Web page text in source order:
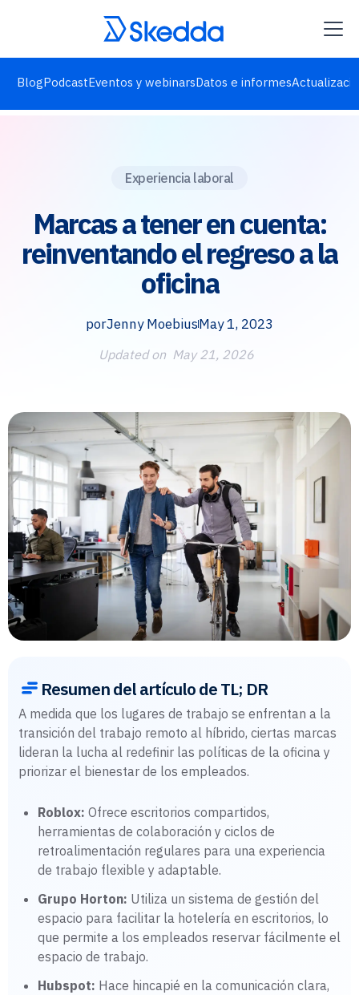
BlogPodcastEventos y webinarsDatos e informes
Experiencia laboral
Marcas a tener en cuenta:
reinventando el regreso a la
oficina
porJenny MoebiusMay 1, 2023
Updated on May 21, 2026
Resumen del artículo de TL; DR
A medida que los lugares de trabajo se enfrentan a la
transición del trabajo remoto al híbrido, ciertas marcas
lideran la lucha al redefinir las políticas de la oficina y
priorizar el bienestar de los empleados.
Roblox: Ofrece escritorios compartidos,
herramientas de colaboración y ciclos de
retroalimentación regulares para una experiencia
de trabajo flexible y adaptable.
Grupo Horton: Utiliza un sistema de gestión del
espacio para facilitar la hotelería en escritorios, lo
que permite a los empleados reservar fácilmente el
espacio de trabajo.
Hubspot: Hace hincapié en la comunicación clara,